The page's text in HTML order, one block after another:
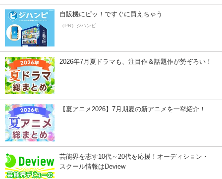
自販機にピッ！ですぐに買えちゃう
（PR）ジハンピ
2026年7月夏ドラマも、注目作＆話題作が勢ぞろい！
【夏アニメ2026】7月期夏の新アニメを一挙紹介！
芸能界を志す10代～20代を応援！オーディション・
スクール情報はDeview